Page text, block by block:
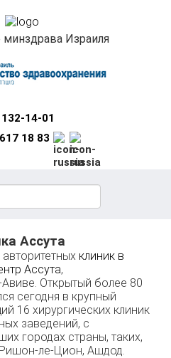
Израиля
14-01
18 83
Ассута
клиник в
Ассута,
Открытый более 80
сегодня в крупный
16 хирургических клиник
заведений, с
городах страны, таких,
ле-Цион, Ашдод.